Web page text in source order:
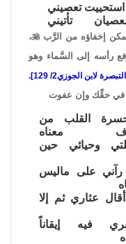
استحييت تعصيني
تأتيني
إخفاؤه من الرَّب،
رأسه إلى السَّماء وهو
لابن الجوزي2/ 129].
في حقِّك وإن عفوت
القلب من
معناه
وحيائي حين
رآني على ماليس
عثاري ثم إلا
فيه إيقاناً